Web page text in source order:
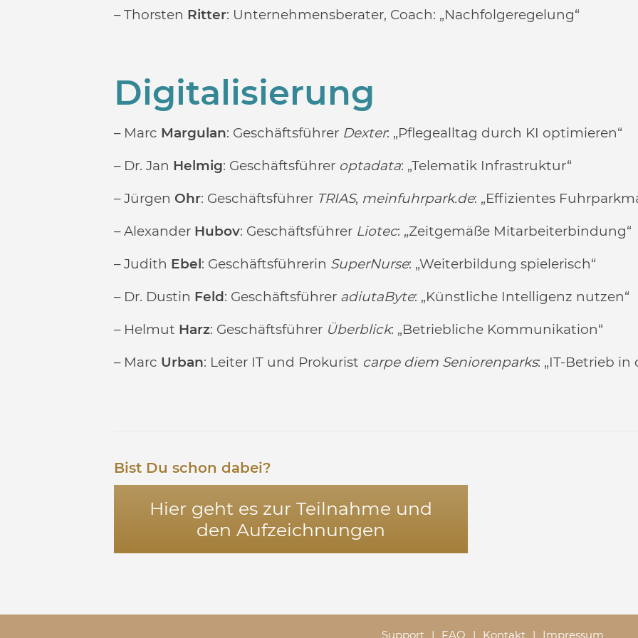
– Thorsten Ritter: Unternehmensberater, Coach: „Nachfolgeregelung“
Digitalisierung
– Marc Margulan: Geschäftsführer Dexter: „Pflegealltag durch KI optimieren“
– Dr. Jan Helmig: Geschäftsführer optadata: „Telematik Infrastruktur“
– Jürgen Ohr: Geschäftsführer TRIAS, meinfuhrpark.de: „Effizientes
– Alexander Hubov: Geschäftsführer Liotec: „Zeitgemäße Mitarbeiterbindung“
– Judith Ebel: Geschäftsführerin SuperNurse: „Weiterbildung spielerisch“
– Dr. Dustin Feld: Geschäftsführer adiutaByte: „Künstliche Intelligenz nutzen“
– Helmut Harz: Geschäftsführer Überblick: „Betriebliche Kommunikation“
– Marc Urban: Leiter IT und Prokurist carpe diem Seniorenparks: „IT-Betrieb in
Bist Du schon dabei?
Hier geht es zur Teilnahme und
den Aufzeichnungen
Support FAQ Kontakt Impressum